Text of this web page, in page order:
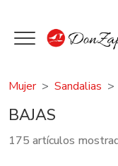
Mujer Sandalias
BAJAS
175 artículos